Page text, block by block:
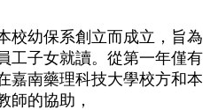
校幼保系創立而成立，旨為
工子女就讀。從第一年僅有
嘉南藥理科技大學校方和本
師的協助，